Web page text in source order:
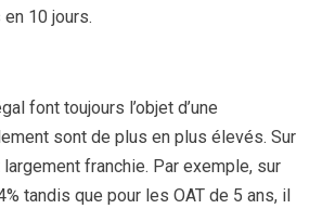
10 jours.
font toujours l’objet d’une
sont de plus en plus élevés. Sur
franchie. Par exemple, sur
tandis que pour les OAT de 5 ans, il